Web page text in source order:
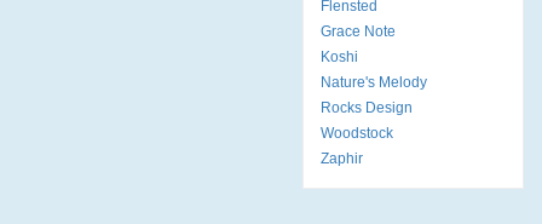
Flensted
Grace Note
Koshi
Nature's Melody
Rocks Design
Woodstock
Zaphir